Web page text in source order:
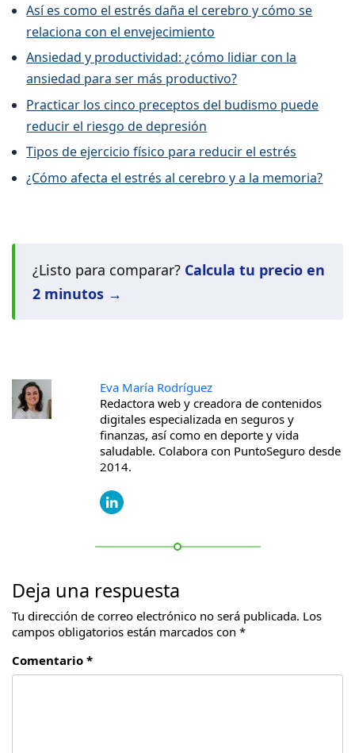
Así es como el estrés daña el cerebro y cómo se
relaciona con el envejecimiento
Ansiedad y productividad: ¿cómo lidiar con la
ansiedad para ser más productivo?
Practicar los cinco preceptos del budismo puede
reducir el riesgo de depresión
Tipos de ejercicio físico para reducir el estrés
¿Cómo afecta el estrés al cerebro y a la memoria?
¿Listo para comparar? Calcula tu precio en
2 minutos →
Eva María Rodríguez
Redactora web y creadora de contenidos
digitales especializada en seguros y
finanzas, así como en deporte y vida
saludable. Colabora con PuntoSeguro desde
2014.
Deja una respuesta
Tu dirección de correo electrónico no será publicada. Los
campos obligatorios están marcados con *
Comentario *